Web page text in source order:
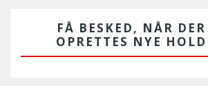
FÅ BESKED, NÅR DER
OPRETTES NYE HOLD